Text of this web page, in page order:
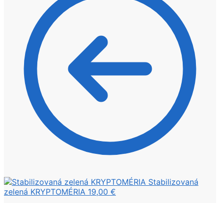
Stabilizovaná
zelená KRYPTOMÉRIA 19,00 €